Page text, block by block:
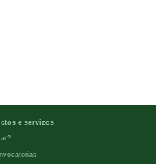
e servizos